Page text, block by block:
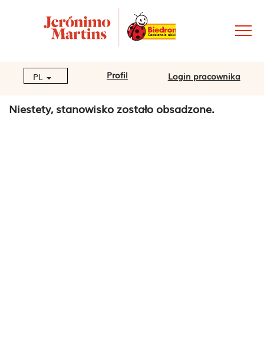
PL Profil Login pracownika
Niestety, stanowisko zostało obsadzone.